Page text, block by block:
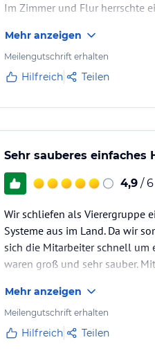
Im Zimmer und Flur herrschte
Mehr anzeigen
Meilengutschrift erhalten
Hilfreich Teilen
Sehr sauberes einfaches
4,9 / 6
Wir schliefen als Vierergruppe
Systeme aus im Land. Da wir
sich die Mitarbeiter schnell um
waren groß und sehr sauber.
Mehr anzeigen
Meilengutschrift erhalten
Hilfreich Teilen